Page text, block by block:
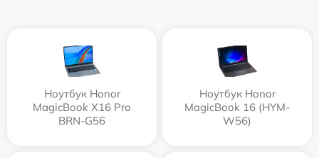
Ноутбук Honor
MagicBook X16 Pro
BRN-G56
Ноутбук Honor
MagicBook 16 (HYM-
W56)